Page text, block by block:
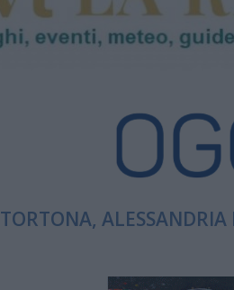
TORTONA, ALESSANDRIA